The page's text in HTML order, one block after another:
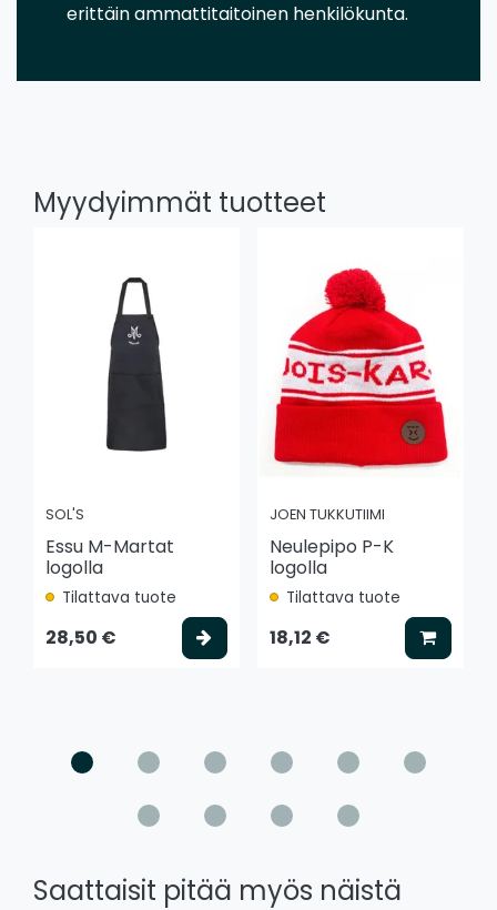
erittäin ammattitaitoinen henkilökunta.
Myydyimmät tuotteet
SOL'S
Essu M-Martat
logolla
Tilattava tuote
28,50 € Valitse vaihtoehto
JOEN TUKKUTIIMI
Neulepipo P-K
logolla
Tilattava tuote
18,12 € Lisää
Saattaisit pitää myös näistä